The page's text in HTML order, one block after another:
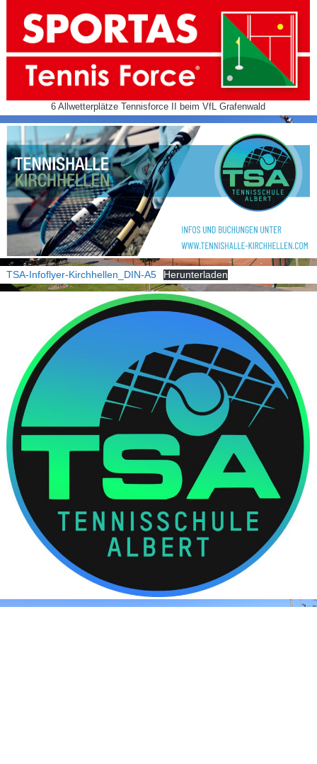
6 Allwetterplätze Tennisforce II beim VfL Grafenwald
TSA-Infoflyer-Kirchhellen_DIN-A5 Herunterladen